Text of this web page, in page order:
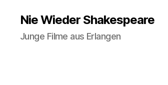
Nie Wieder Shakespeare
Junge Filme aus Erlangen